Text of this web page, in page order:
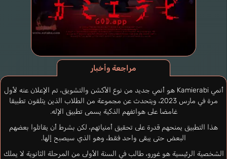
مراجعة وأخبار
أنمي Kamierabi هو أنمي جديد من نوع الأكشن والتشويق، تم الإعلان عنه لأول
مرة في مارس 2023، ويتحدث عن مجموعة من الطلاب الذين يتلقون تطبيقا
غامضا على هواتفهم الذكية يسمى تطبيق الإله.
هذا التطبيق يمنحهم قدرة على تحقيق أمنياتهم، لكن بشرط أن يقاتلوا بعضهم
البعض حتى يبقى واحد فقط، وهو الذي سيصبح إلها.
الشخصية الرئيسية هو غورو، طالب في السنة الأولى من المرحلة الثانوية لا يملك